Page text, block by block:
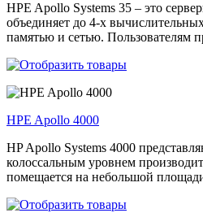
HPE Apollo Systems 35 – это
объединяет до 4-х
памятью и сетью. Пользователям
HPE Apollo 4000
HP Apollo Systems 4000
колоссальным уровнем
помещается на небольшой